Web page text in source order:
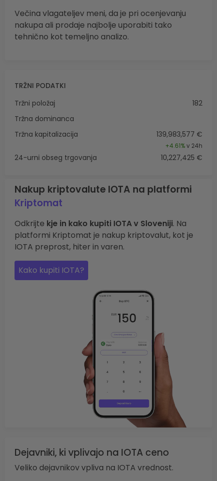
Večina vlagateljev meni, da je pri ocenjevanju
nakupa ali prodaje najbolje uporabiti tako
tehnično kot temeljno analizo.
TRŽNI PODATKI
Tržni položaj
182
Tržna dominanca
Tržna kapitalizacija
139,983,577 €
+4.61%v 24h
24-urni obseg trgovanja 10,227,425 €
Nakup kriptovalute IOTA na platformi
Kriptomat
Odkrijte kje in kako kupiti IOTA v Sloveniji. Na
platformi Kriptomat je nakup kriptovalut, kot je
IOTA preprost, hiter in varen.
Kako kupiti IOTA?
Dejavniki, ki vplivajo na IOTA ceno
Veliko dejavnikov vpliva na IOTA vrednost.